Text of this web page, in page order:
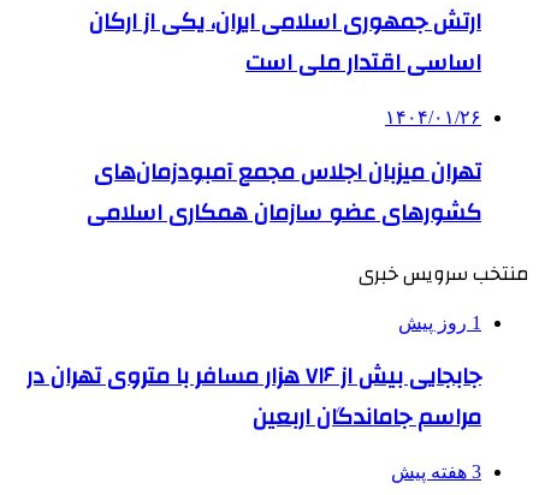
ارتش جمهوری اسلامی ایران، یکی از ارکان
اساسی اقتدار ملی است
۱۴۰۴/۰۱/۲۶
تهران میزبان اجلاس مجمع آمبودزمان‌های
کشورهای عضو سازمان همکاری اسلامی
منتخب سرویس خبری
1 روز پیش
جابجایی بیش از ۷۱۶ هزار مسافر با متروی تهران در
مراسم جاماندگان اربعین
3 هفته پیش